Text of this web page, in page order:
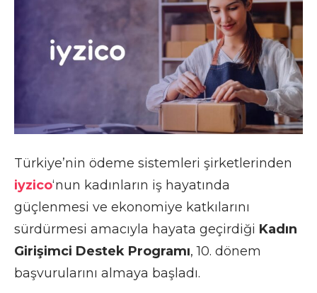
Türkiye’nin ödeme sistemleri şirketlerinden
iyzico‘nun kadınların iş hayatında
güçlenmesi ve ekonomiye katkılarını
sürdürmesi amacıyla hayata geçirdiği Kadın
Girişimci Destek Programı, 10. dönem
başvurularını almaya başladı.